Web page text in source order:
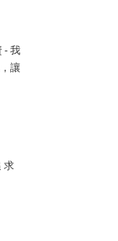
- 我
讓
求